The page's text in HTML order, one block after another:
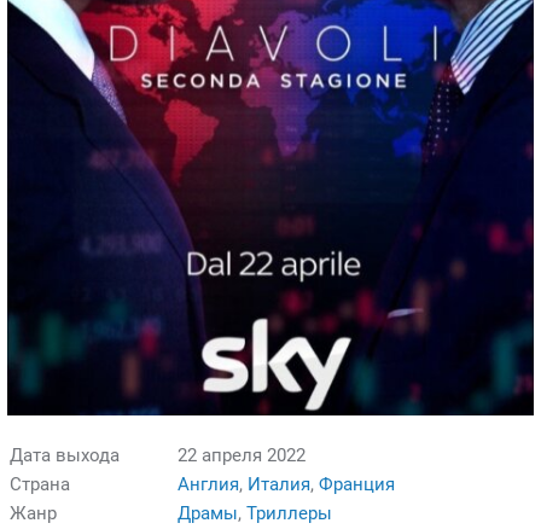
Дата выхода
22 апреля 2022
Страна
Англия, Италия, Франция
Жанр
Драмы, Триллеры